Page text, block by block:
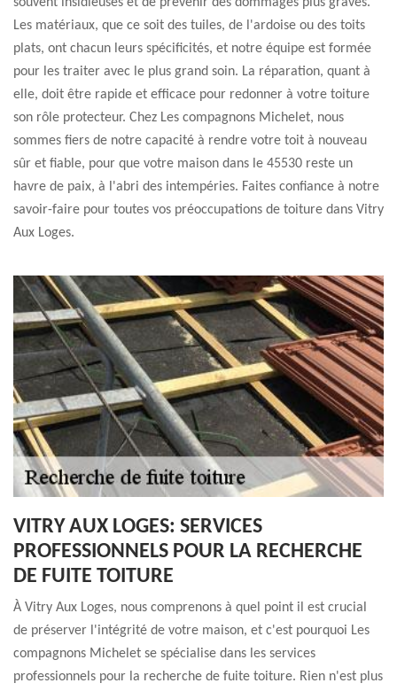
Les matériaux, que ce soit des tuiles, de l'ardoise ou des toits
plats, ont chacun leurs spécificités, et notre équipe est formée
pour les traiter avec le plus grand soin. La réparation, quant à
elle, doit être rapide et efficace pour redonner à votre toiture
son rôle protecteur. Chez Les compagnons Michelet, nous
sommes fiers de notre capacité à rendre votre toit à nouveau
sûr et fiable, pour que votre maison dans le 45530 reste un
havre de paix, à l'abri des intempéries. Faites confiance à notre
savoir-faire pour toutes vos préoccupations de toiture dans Vitry
Aux Loges.
VITRY AUX LOGES: SERVICES
PROFESSIONNELS POUR LA RECHERCHE
DE FUITE TOITURE
À Vitry Aux Loges, nous comprenons à quel point il est crucial
de préserver l'intégrité de votre maison, et c'est pourquoi Les
compagnons Michelet se spécialise dans les services
professionnels pour la recherche de fuite toiture. Rien n'est plus